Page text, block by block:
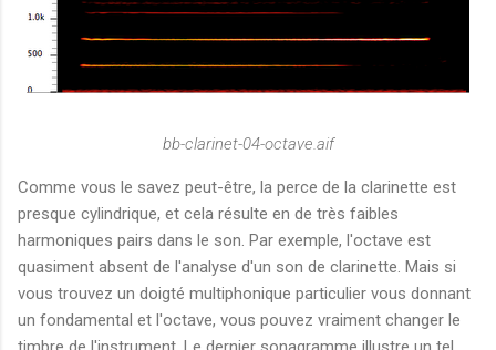
bb-clarinet-04-octave.aif
Comme vous le savez peut-être, la perce de la clarinette est
presque cylindrique, et cela résulte en de très faibles
harmoniques pairs dans le son. Par exemple, l'octave est
quasiment absent de l'analyse d'un son de clarinette. Mais si
vous trouvez un doigté multiphonique particulier vous donnant
un fondamental et l'octave, vous pouvez vraiment changer le